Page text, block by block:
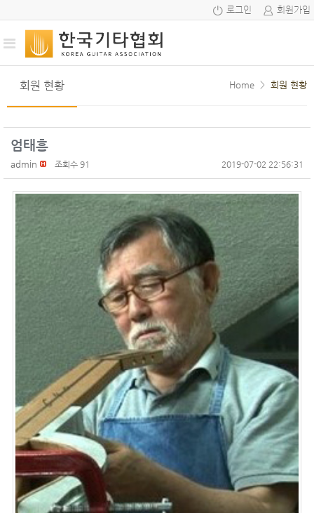
로그인 회원가입
회원 현황 Home > 회원 현황
엄태흥
admin 조회수 91 2019-07-02 22:56:31